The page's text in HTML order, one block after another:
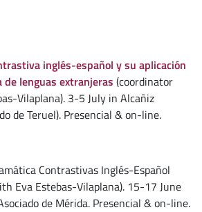
inglés-español y su aplicación
de lenguas extranjeras (coordinator
Vilaplana). 3-5 July in Alcañiz
de Teruel). Presencial & on-line.
Contrastivas Inglés-Español
Eva Estebas-Vilaplana). 15-17 June
de Mérida. Presencial & on-line.